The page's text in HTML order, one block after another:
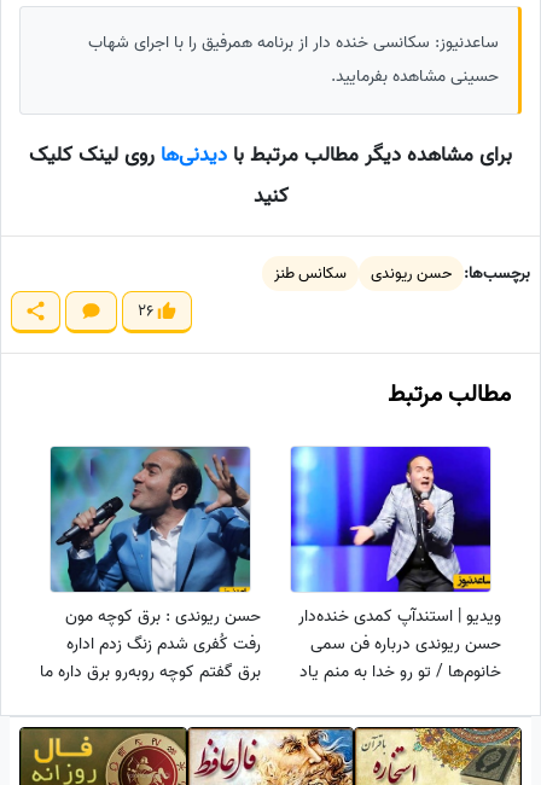
ساعدنیوز: سکانسی خنده دار از برنامه همرفیق را با اجرای شهاب
حسینی مشاهده بفرمایید.
برای مشاهده دیگر مطالب مرتبط با دیدنی‌ها روی لینک کلیک
کنید
برچسب‌ها: حسن ریوندی
سکانس طنز
26
مطالب مرتبط
ویدیو | استندآپ کمدی خنده‌دار
حسن ریوندی درباره فن سمی
خانوم‌ها / تو رو خدا به منم یاد
حسن ریوندی : برق کوچه مون
رفت کُفری شدم زنگ زدم اداره
برق گفتم کوچه رو‌به‌رو برق داره ما
5 دقیقه بعد برق اونام رفت